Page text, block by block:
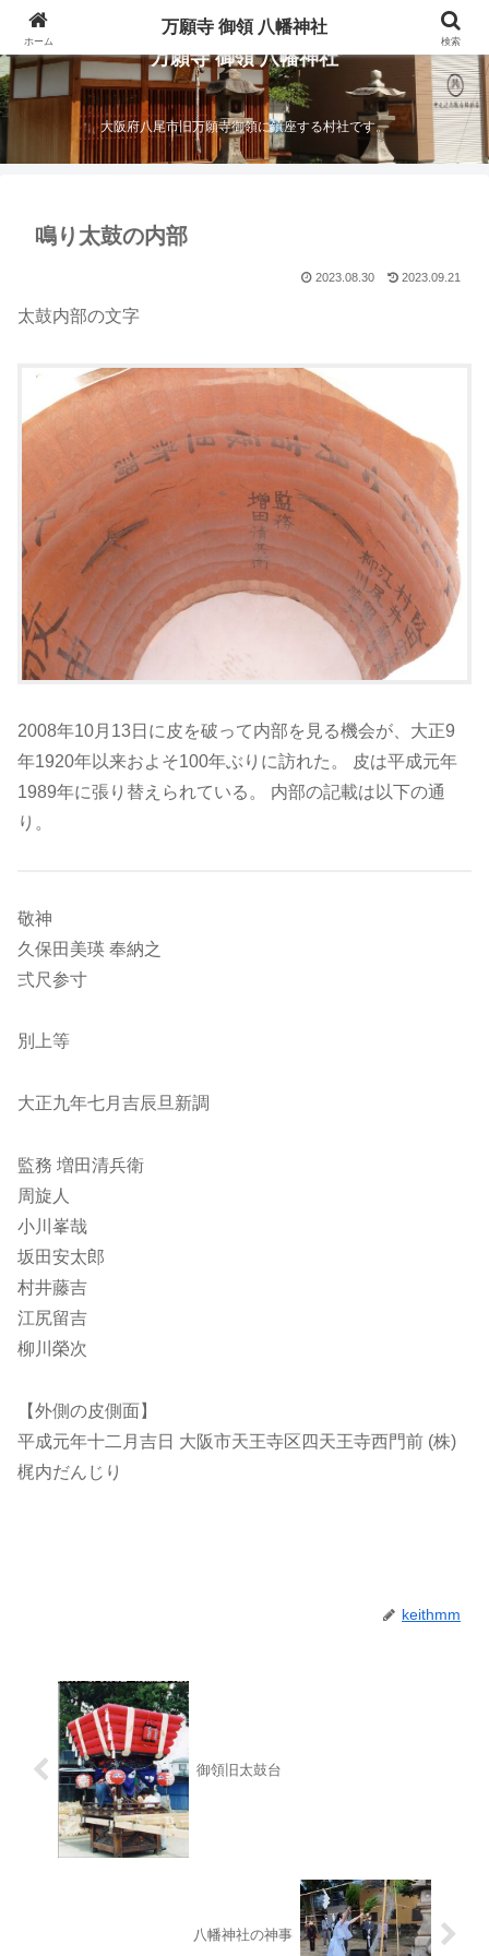
万願寺 御領 八幡神社
大阪府八尾市旧万願寺御領に鎮座する村社です。
鳴り太鼓の内部
2023.08.30 2023.09.21
太鼓内部の文字
2008年10月13日に皮を破って内部を見る機会が、大正9
年1920年以来およそ100年ぶりに訪れた。 皮は平成元年
1989年に張り替えられている。 内部の記載は以下の通
り。
敬神
久保田美瑛 奉納之
弍尺参寸
別上等
大正九年七月吉辰旦新調
監務 増田清兵衛
周旋人
小川峯哉
坂田安太郎
村井藤吉
江尻留吉
柳川榮次
【外側の皮側面】
平成元年十二月吉日 大阪市天王寺区四天王寺西門前 (株)
梶内だんじり
keithmm
御領旧太鼓台
八幡神社の神事
ホーム
万願寺 御領 八幡神社
検索